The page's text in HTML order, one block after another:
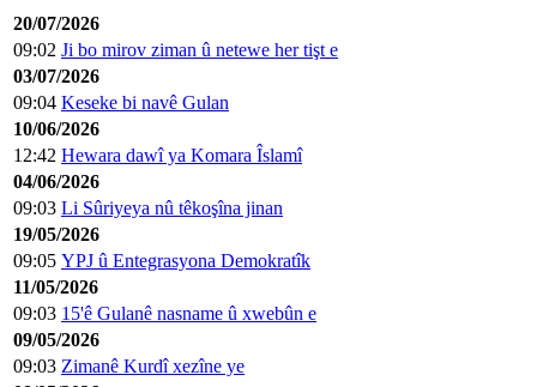
20/07/2026
09:02 Ji bo mirov ziman û netewe her tişt e
03/07/2026
09:04 Keseke bi navê Gulan
10/06/2026
12:42 Hewara dawî ya Komara Îslamî
04/06/2026
09:03 Li Sûriyeya nû têkoşîna jinan
19/05/2026
09:05 YPJ û Entegrasyona Demokratîk
11/05/2026
09:03 15'ê Gulanê nasname û xwebûn e
09/05/2026
09:03 Zimanê Kurdî xezîne ye